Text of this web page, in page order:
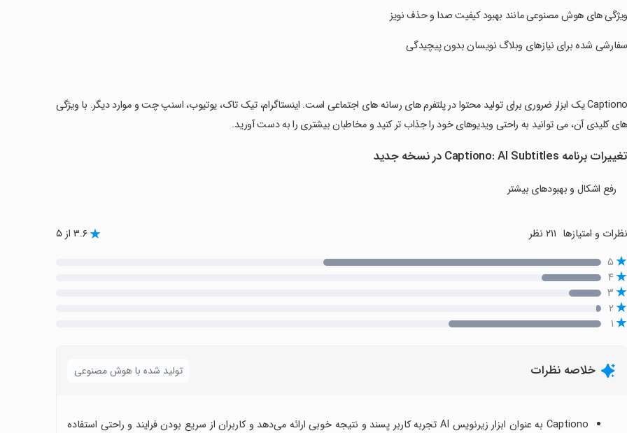
‏ویژگی های هوش مصنوعی مانند بهبود کیفیت صدا و حذف نویز
‏سفارشی شده برای نیازهای وبلاگ نویسان بدون پیچیدگی
‏Captiono یک ابزار ضروری برای تولید محتوا در پلتفرم های رسانه های اجتماعی است. اینستاگرام، تیک تاک، یوتیوب، اسنپ چت و موارد دیگر. با ویژگی
های کلیدی آن، می توانید به راحتی ویدیوهای خود را جذاب تر کنید و مخاطبان بیشتری را به دست آورید.
تغییرات برنامه Captiono: AI Subtitles در نسخه جدید
رفع اشکال و بهبودهای بیشتر
نظرات و امتیازها ۳.۶ از ۵
۵
۴
۳
۲
۱
خلاصه نظرات تولید شده با هوش مصنوعی
Captiono به عنوان ابزار زیرنویس AI تجربه کاربر پسند و نتیجه خوبی ارائه می‌دهد و کاربران از سریع بودن فرایند و راحتی استفاده